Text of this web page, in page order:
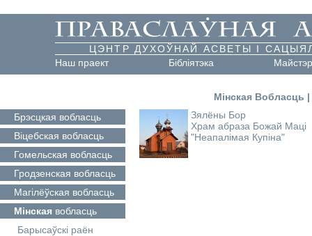
ЦЭНТР ДУХОЎНАЙ АСВЕТЫ І
Наш праект
Бібліятэка
Мінская Вобласць |
Брэсцкая вобласць
Віцебская вобласць
Гомельская вобласць
Гродзенская вобласць
Магілёўская вобласць
Мінская вобласць
Барысаўскі раён
Зялёны Бор
Храм абраза Божай Маці
"Неапалімая Купіна"